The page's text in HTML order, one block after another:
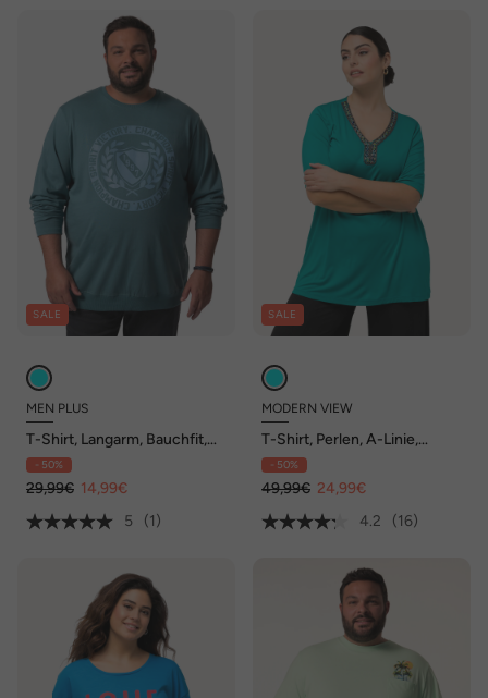
SALE
MEN PLUS
T-Shirt, Langarm, Bauchfit,
Druck vorne, bis 8 XL
- 50%
29,99€ 14,99€
5
(1)
SALE
MODERN VIEW
T-Shirt, Perlen, A-Linie,
Tunika-Ausschnitt, Halbarm
- 50%
49,99€ 24,99€
4.2
(16)